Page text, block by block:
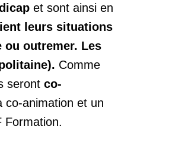
et sont ainsi en
leurs situations
ou outremer. Les
Comme
seront co-
co-animation et un
Formation.